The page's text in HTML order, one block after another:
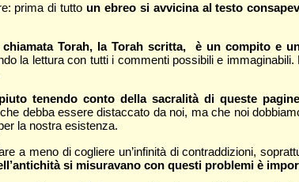
prima di tutto un ebreo si avvicina al testo
Torah, la Torah scritta, è un compito e
la lettura con tutti i commenti possibili e
tenendo conto della sacralità di queste
debba essere distaccato da noi, ma che noi
la nostra esistenza.
a meno di cogliere un’infinità di contraddizioni,
si misuravano con questi problemi è